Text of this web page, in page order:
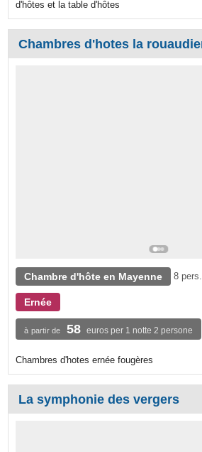
d'hôtes et la table d'hôtes
Chambre d'hôte en Mayenne 8 pers.
Ernée
à partir de 58 euros per 1 notte 2 persone
Chambres d'hotes ernée fougères
La symphonie des vergers